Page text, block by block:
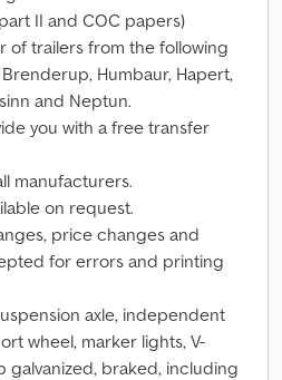
II and COC papers)
of trailers from the following
Humbaur, Hapert,
and Neptun.
you with a free transfer
manufacturers.
on request.
price changes and
for errors and printing
axle, independent
wheel, marker lights, V-
galvanized, braked, including